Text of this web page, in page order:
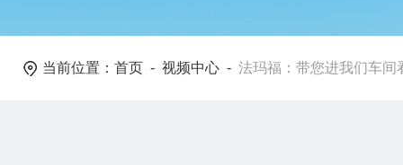
当前位置： 首页 - 视频中心 - 法玛福：带您进我们车间